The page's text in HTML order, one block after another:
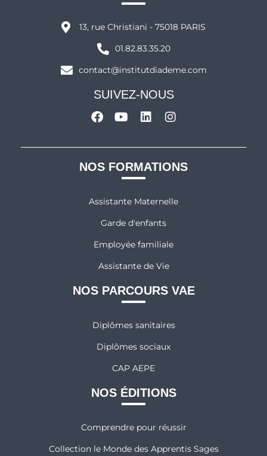
13, rue Christiani - 75018 PARIS
01.82.83.35.20
contact@institutdiademe.com
SUIVEZ-NOUS
NOS FORMATIONS
Assistante Maternelle
Garde d'enfants
Employée familiale
Assistante de Vie
NOS PARCOURS VAE
Diplômes sanitaires
Diplômes sociaux
CAP AEPE
NOS ÉDITIONS
Comprendre pour réussir
Collection le Monde des Apprentis Sages